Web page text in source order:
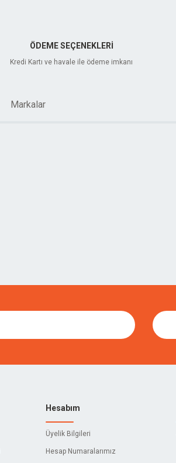
ÖDEME SEÇENEKLERİ
Kredi Kartı ve havale ile ödeme imkanı
Markalar
Hesabım
Üyelik Bilgileri
Hesap Numaralarımız